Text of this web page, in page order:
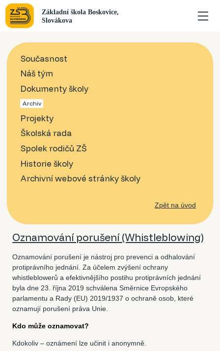
Současnost
Náš tým
Dokumenty školy
Archiv
Projekty
Školská rada
Spolek rodičů ZŠ
Historie školy
Archivní webové stránky školy
Zpět na úvod
Oznamování porušení (Whistleblowing)
Oznamování porušení je nástroj pro prevenci a odhalování
protiprávního jednání. Za účelem zvýšení ochrany
whistleblowerů a efektivnějšího postihu protiprávních jednání
byla dne 23. října 2019 schválena Směrnice Evropského
parlamentu a Rady (EU) 2019/1937 o ochraně osob, které
oznamují porušení práva Unie.
Kdo může oznamovat?
Kdokoliv – oznámení lze učinit i anonymně.